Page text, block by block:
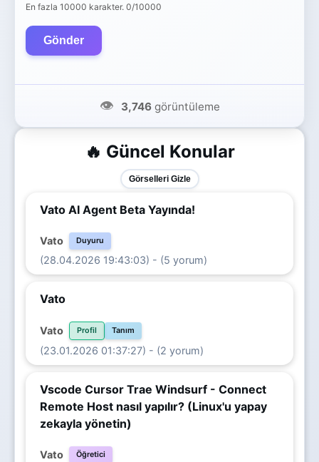
🔥 Güncel Konular
Görselleri Gizle
Vato AI Agent Beta Yayında!
Vato Duyuru
(28.04.2026 19:43:03) - (5 yorum)
Vato
Vato Profil Tanım
(23.01.2026 01:37:27) - (2 yorum)
Vscode Cursor Trae Windsurf - Connect
Remote Host nasıl yapılır? (Linux'u yapay
zekayla yönetin)
Vato Öğretici
En fazla 10000 karakter. 0/10000
Gönder
👁️ 3,746görüntüleme